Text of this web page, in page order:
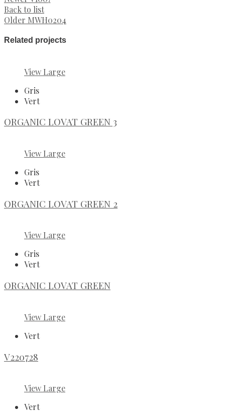
Back to list
Older MWH0204
Related projects
View Large
Gris
Vert
ORGANIC LOVAT GREEN 3
View Large
Gris
Vert
ORGANIC LOVAT GREEN 2
View Large
Gris
Vert
ORGANIC LOVAT GREEN
View Large
Vert
V220728
View Large
Vert